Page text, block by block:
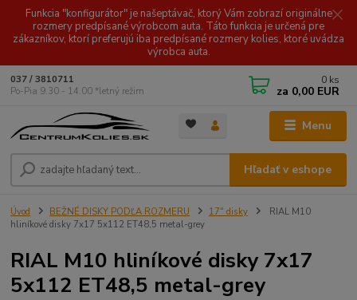
Funkcia "konfigurátor" je našeptávač, ktorý Vám zobrazí originálne
rozmery predpísané výrobcom auta. Táto funkcia je určená pre
zákazníkov, ktorí preferujú iba predpísané rozmery kolies, ktoré uvádza
výrobca auta.
Menu
Hľadať v eshope
037 / 3810711
Po-Pia 9.30 - 14.00 *letný režim
0 ks
za 0,00 EUR
Úvod BEŽNÉ DISKY PODĽA ROZMERU 17" disky
RIAL M10
hliníkové disky 7x17 5x112 ET48,5 metal-grey
RIAL M10 hliníkové disky 7x17
5x112 ET48,5 metal-grey